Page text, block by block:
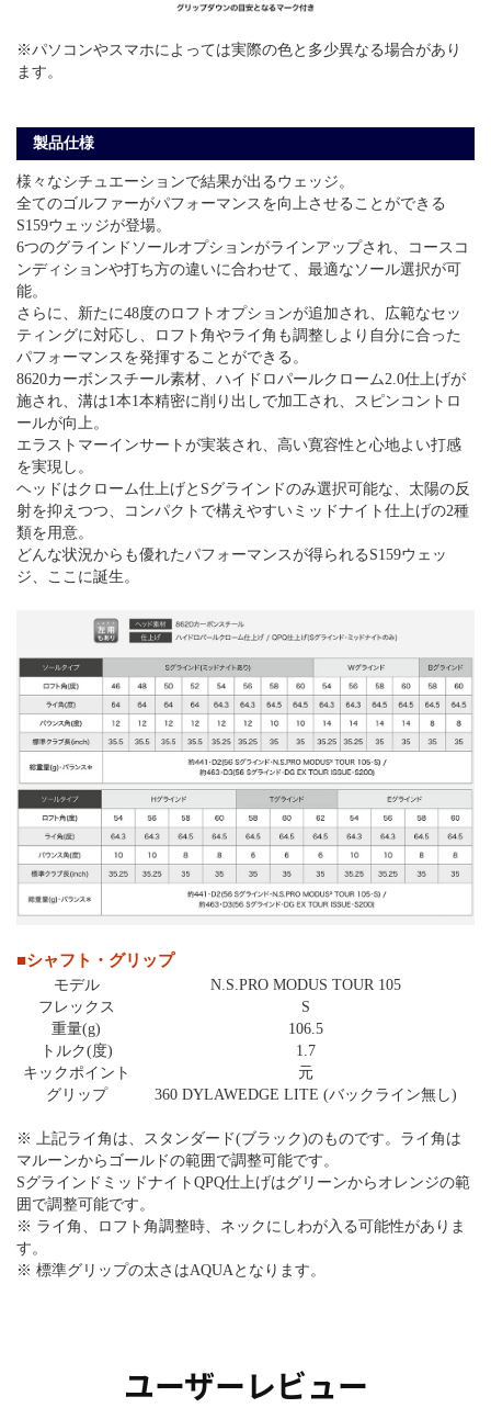
※パソコンやスマホによっては実際の色と多少異なる場合があり
ます。
製品仕様
様々なシチュエーションで結果が出るウェッジ。
全てのゴルファーがパフォーマンスを向上させることができる
S159ウェッジが登場。
6つのグラインドソールオプションがラインアップされ、コースコ
ンディションや打ち方の違いに合わせて、最適なソール選択が可
能。
さらに、新たに48度のロフトオプションが追加され、広範なセッ
ティングに対応し、ロフト角やライ角も調整しより自分に合った
パフォーマンスを発揮することができる。
8620カーボンスチール素材、ハイドロパールクローム2.0仕上げが
施され、溝は1本1本精密に削り出しで加工され、スピンコントロ
ールが向上。
エラストマーインサートが実装され、高い寛容性と心地よい打感
を実現し。
ヘッドはクローム仕上げとSグラインドのみ選択可能な、太陽の反
射を抑えつつ、コンパクトで構えやすいミッドナイト仕上げの2種
類を用意。
どんな状況からも優れたパフォーマンスが得られるS159ウェッ
ジ、ここに誕生。
■シャフト・グリップ
モデル
N.S.PRO MODUS TOUR 105
フレックス
S
重量(g)
106.5
トルク(度)
1.7
キックポイント
元
グリップ
360 DYLAWEDGE LITE (バックライン無し)
※ 上記ライ角は、スタンダード(ブラック)のものです。ライ角は
マルーンからゴールドの範囲で調整可能です。
SグラインドミッドナイトQPQ仕上げはグリーンからオレンジの範
囲で調整可能です。
※ ライ角、ロフト角調整時、ネックにしわが入る可能性がありま
す。
※ 標準グリップの太さはAQUAとなります。
ユーザーレビュー